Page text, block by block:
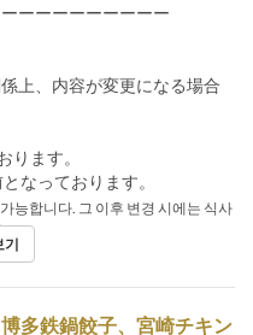
ーーーーーーーーー
上、内容が変更になる場合
ります。
なっております。
능합니다. 그 이후 변경 시에는 식사
기
多鉄鍋餃子、宮崎チキン